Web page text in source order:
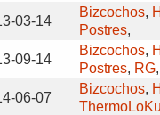
03-14
Bizcochos,
Postres,
09-14
Bizcochos,
Postres, RG
06-07
Bizcochos,